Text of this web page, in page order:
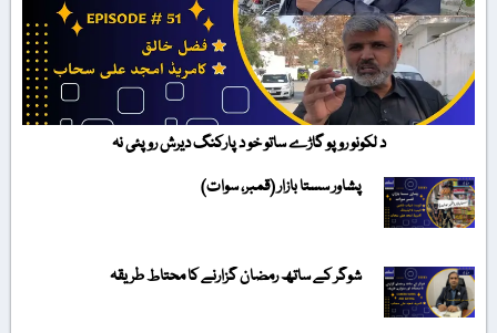
د لکونو روپو گاڑے ساتو خو د پارکنگ دیرش روپئی نہ
پشاور سستا بازار (قمبر، سوات)
شوگر کے ساتھ رمضان گزارنے کا محتاط طریقہ